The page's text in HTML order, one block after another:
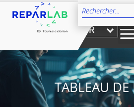
FR
TABLEAU DE